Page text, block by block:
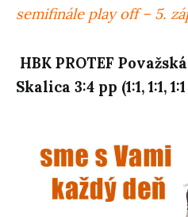
semifinále play off – 5.
HBK PROTEF
Skalica 3:4 pp (1:1, 1:1,